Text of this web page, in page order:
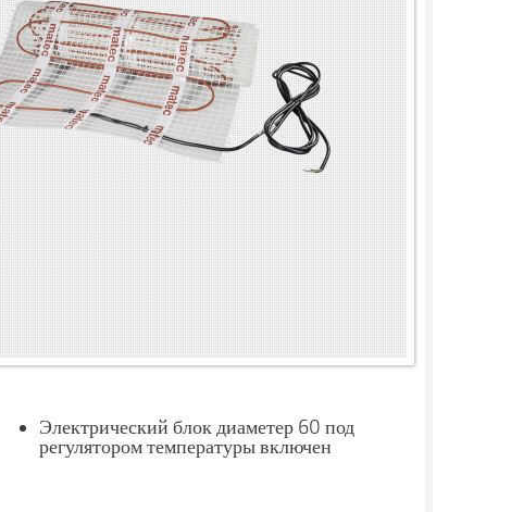
Электрический блок диаметер 60 под
регулятором температуры включен